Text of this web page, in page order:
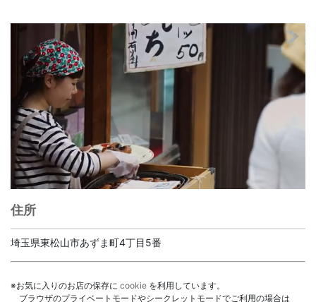
住所
埼玉県東松山市あずま町4丁目5番
※お気に入りのお店の保存に cookie を利用しています。
ブラウザのプライベートモードやシークレットモードでご利用の場合は